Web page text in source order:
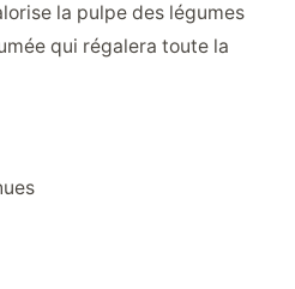
la pulpe des légumes
qui régalera toute la